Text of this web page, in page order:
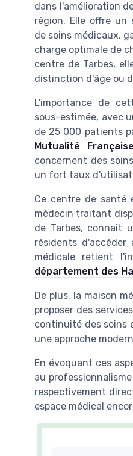
dans l'amélioration
région. Elle offre un
de soins médicaux,
charge optimale de
centre de Tarbes,
distinction d'âge ou
L'importance de
sous-estimée, avec
de 25 000 patients
Mutualité Française
concernent des
un fort taux
Ce centre de santé
médecin traitant
de Tarbes, connaît
résidents d'accéder
médicale retient
département des
De plus, la maison
proposer des
continuité des soins
une approche
En évoquant ces
au
respectivement
espace médical